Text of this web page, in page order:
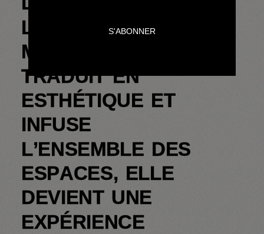
L
TISE D
M
TRADUIT EN
ESTHÉTIQUE ET
INFUSE
L’ENSEMBLE DES
ESPACES, ELLE
DEVIENT UNE
EXPÉRIENCE